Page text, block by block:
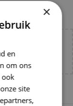
×
en
om ons
ook
site